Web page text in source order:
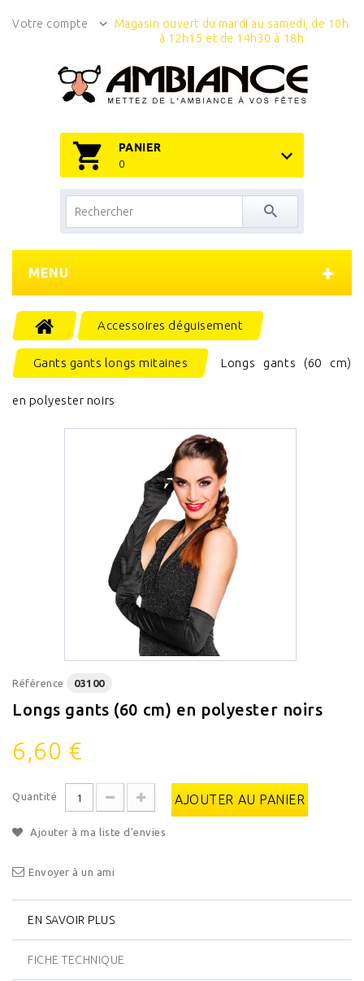
Votre compte
Magasin ouvert du mardi au samedi, de 10h
à 12h15 et de 14h30 à 18h
PANIER
0
MENU
Accessoires déguisement
Gants gants longs mitaines Longs gants (60 cm)
en polyester noirs
Référence 03100
Longs gants (60 cm) en polyester noirs
6,60 €
Quantité AJOUTER AU PANIER
Ajouter à ma liste d'envies
Envoyer à un ami
EN SAVOIR PLUS
FICHE TECHNIQUE